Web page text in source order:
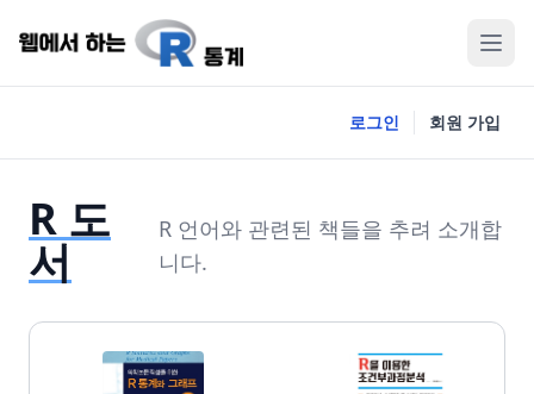
로그인 회원 가입
R 도
서
R 언어와 관련된 책들을 추려 소개합
니다.